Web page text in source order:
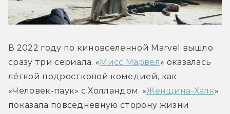
В 2022 году по киновселенной Marvel вышло
сразу три сериала. « Мисс Марвел» оказалась
лёгкой подростковой комедией, как
«Человек-паук» с Холландом. «Женщина-Халк»
показала повседневную сторону жизни